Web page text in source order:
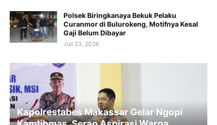
Polsek Biringkanaya Bekuk Pelaku
Curanmor di Bulurokeng, Motifnya Kesal
Gaji Belum Dibayar
Juli 23, 2026
Kapolrestabes Makassar Gelar Ngopi